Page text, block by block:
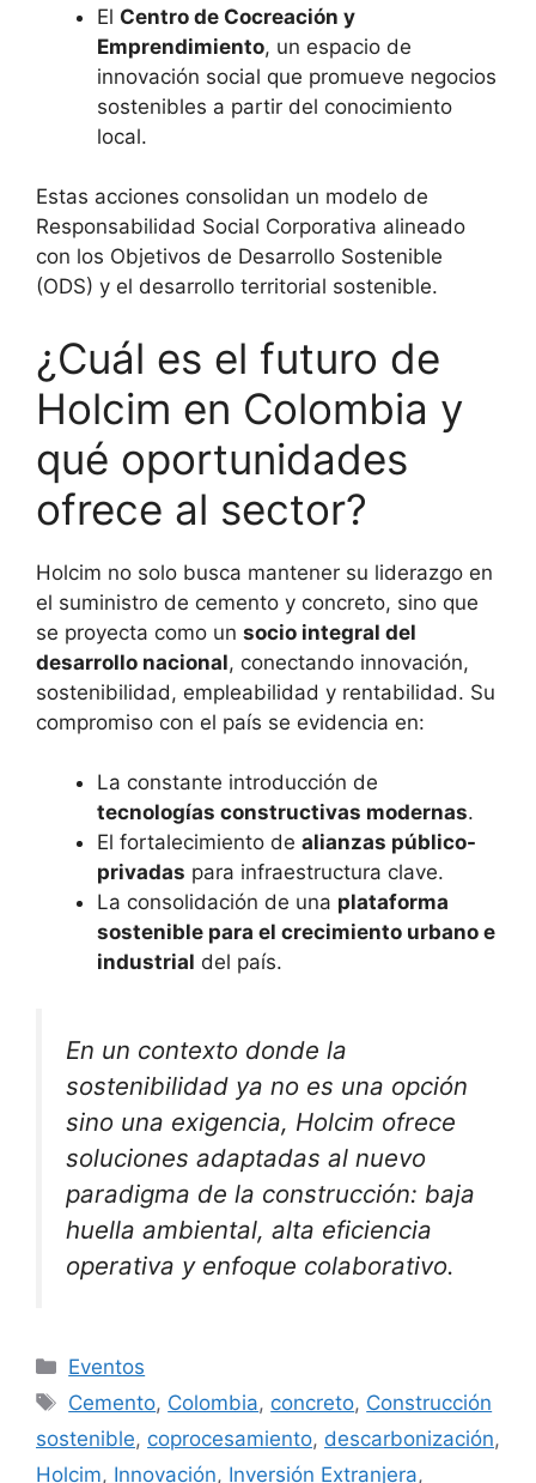
El Centro de Cocreación y
Emprendimiento, un espacio de
innovación social que promueve negocios
sostenibles a partir del conocimiento
local.
Estas acciones consolidan un modelo de
Responsabilidad Social Corporativa alineado
con los Objetivos de Desarrollo Sostenible
(ODS) y el desarrollo territorial sostenible.
¿Cuál es el futuro de
Holcim en Colombia y
qué oportunidades
ofrece al sector?
Holcim no solo busca mantener su liderazgo en
el suministro de cemento y concreto, sino que
se proyecta como un socio integral del
desarrollo nacional, conectando innovación,
sostenibilidad, empleabilidad y rentabilidad. Su
compromiso con el país se evidencia en:
La constante introducción de
tecnologías constructivas modernas.
El fortalecimiento de alianzas público-
privadas para infraestructura clave.
La consolidación de una plataforma
sostenible para el crecimiento urbano e
industrial del país.
En un contexto donde la
sostenibilidad ya no es una opción
sino una exigencia, Holcim ofrece
soluciones adaptadas al nuevo
paradigma de la construcción: baja
huella ambiental, alta eficiencia
operativa y enfoque colaborativo.
Categorías
Eventos
Etiquetas
Cemento, Colombia, concreto, Construcción
sostenible, coprocesamiento, descarbonización,
Holcim, Innovación, Inversión Extranjera,